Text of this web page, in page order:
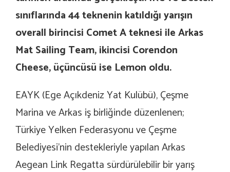
sınıflarında 44 teknenin katıldığı yarışın
overall birincisi Comet A teknesi ile Arkas
Mat Sailing Team, ikincisi Corendon
Cheese, üçüncüsü ise Lemon oldu.
EAYK (Ege Açıkdeniz Yat Kulübü), Çeşme
Marina ve Arkas iş birliğinde düzenlenen;
Türkiye Yelken Federasyonu ve Çeşme
Belediyesi’nin destekleriyle yapılan Arkas
Aegean Link Regatta sürdürülebilir bir yarış